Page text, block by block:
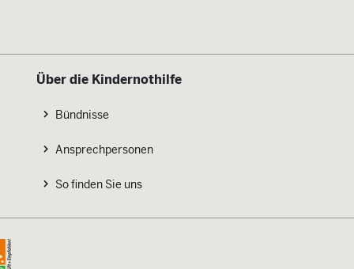
Über die Kindernothilfe
Bündnisse
Ansprechpersonen
So finden Sie uns